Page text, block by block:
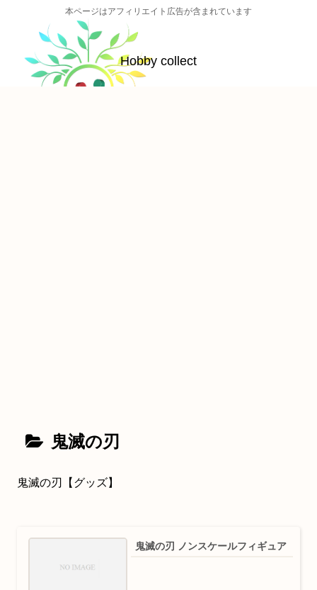
本ページはアフィリエイト広告が含まれています
Hobby collect
鬼滅の刃
鬼滅の刃【グッズ】
鬼滅の刃 ノンスケールフィギュア